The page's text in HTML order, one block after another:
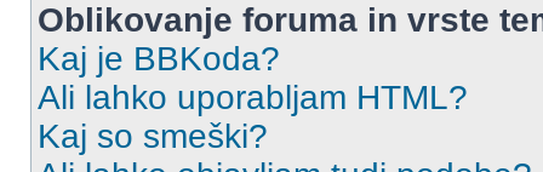
Oblikovanje foruma in vrste
Kaj je BBKoda?
Ali lahko uporabljam HTML?
Kaj so smeški?